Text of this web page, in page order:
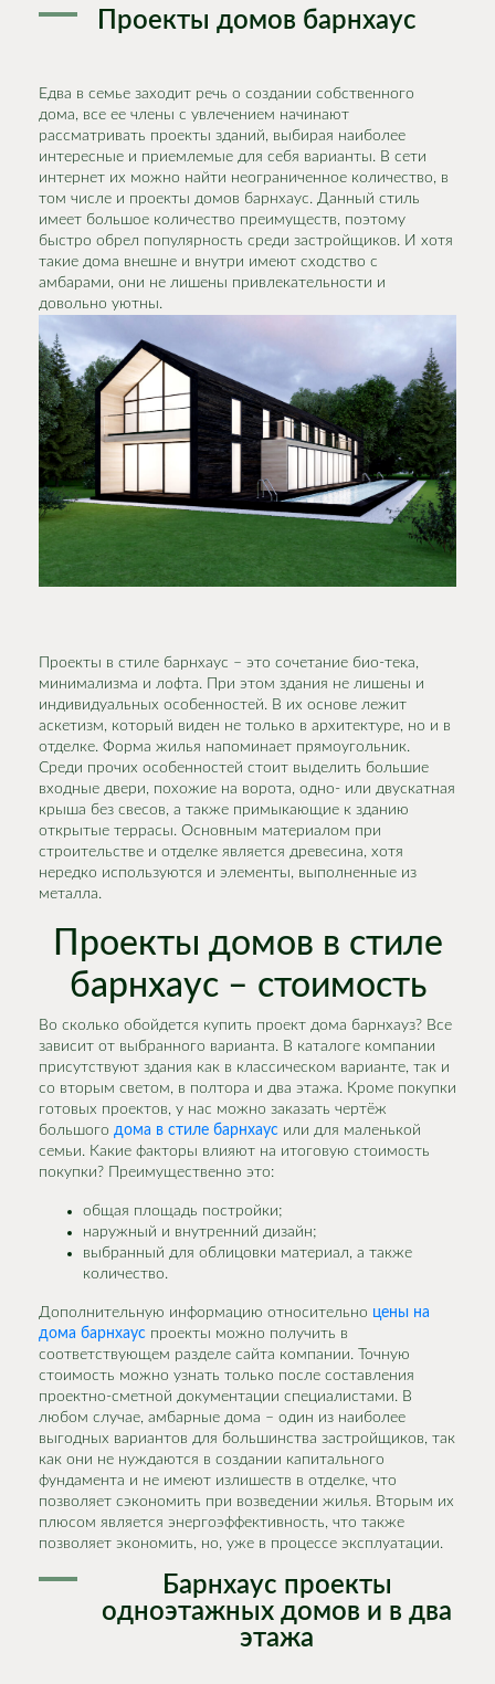
Проекты домов барнхаус
Едва в семье заходит речь о создании собственного
дома, все ее члены с увлечением начинают
рассматривать проекты зданий, выбирая наиболее
интересные и приемлемые для себя варианты. В сети
интернет их можно найти неограниченное количество, в
том числе и проекты домов барнхаус. Данный стиль
имеет большое количество преимуществ, поэтому
быстро обрел популярность среди застройщиков. И хотя
такие дома внешне и внутри имеют сходство с
амбарами, они не лишены привлекательности и
довольно уютны.
Проекты в стиле барнхаус – это сочетание био-тека,
минимализма и лофта. При этом здания не лишены и
индивидуальных особенностей. В их основе лежит
аскетизм, который виден не только в архитектуре, но и в
отделке. Форма жилья напоминает прямоугольник.
Среди прочих особенностей стоит выделить большие
входные двери, похожие на ворота, одно- или двускатная
крыша без свесов, а также примыкающие к зданию
открытые террасы. Основным материалом при
строительстве и отделке является древесина, хотя
нередко используются и элементы, выполненные из
металла.
Проекты домов в стиле
барнхаус – стоимость
Во сколько обойдется купить проект дома барнхауз? Все
зависит от выбранного варианта. В каталоге компании
присутствуют здания как в классическом варианте, так и
со вторым светом, в полтора и два этажа. Кроме покупки
готовых проектов, у нас можно заказать чертёж
большого дома в стиле барнхаус или для маленькой
семьи. Какие факторы влияют на итоговую стоимость
покупки? Преимущественно это:
общая площадь постройки;
наружный и внутренний дизайн;
выбранный для облицовки материал, а также
количество.
Дополнительную информацию относительно цены на
дома барнхаус проекты можно получить в
соответствующем разделе сайта компании. Точную
стоимость можно узнать только после составления
проектно-сметной документации специалистами. В
любом случае, амбарные дома – один из наиболее
выгодных вариантов для большинства застройщиков, так
как они не нуждаются в создании капитального
фундамента и не имеют излишеств в отделке, что
позволяет сэкономить при возведении жилья. Вторым их
плюсом является энергоэффективность, что также
позволяет экономить, но, уже в процессе эксплуатации.
Барнхаус проекты
одноэтажных домов и в два
этажа